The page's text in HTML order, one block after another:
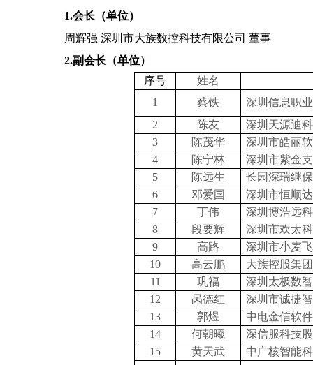
1.会长（单位）
周辉强 深圳市大族数控科技有限公司 董事
2.副会长（单位）
序号
姓名
1
蔡铁
深圳信息职
2
陈友
深圳天源迪
3
陈茂华
深圳市皓丽
4
陈宁林
深圳市紫金
5
陈远生
长园深瑞继
6
邓爱国
深圳市恒顺
7
丁伟
深圳博浩远
8
段要辉
深圳市欢太
9
高路
深圳市小麦
10
高云鹏
大族控股集
11
巩福
深圳太极数
12
呙德红
深圳市诚捷
13
郭煜
中电金信软
14
何朝曦
深信服科技
15
黄天武 中广核智能